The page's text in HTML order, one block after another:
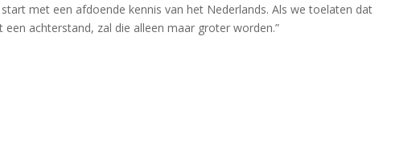
met een afdoende kennis van het Nederlands. Als we toelaten dat
achterstand, zal die alleen maar groter worden.”